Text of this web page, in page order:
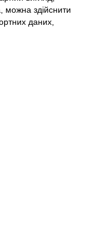
можна здійснити
даних,